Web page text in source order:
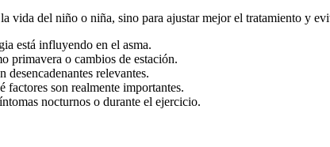
vida del niño o niña, sino para ajustar mejor el tratamiento y
está influyendo en el asma.
primavera o cambios de estación.
desencadenantes relevantes.
factores son realmente importantes.
nocturnos o durante el ejercicio.